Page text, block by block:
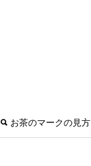
お茶のマークの見方